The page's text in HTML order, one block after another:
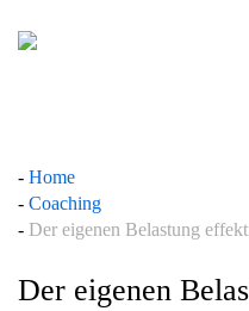
Home
Coaching
Der eigenen Belastung
Der eigenen